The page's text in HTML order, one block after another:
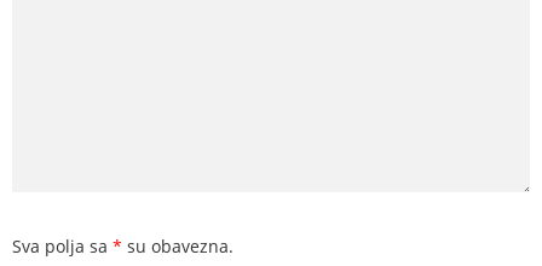
Sva polja sa * su obavezna.